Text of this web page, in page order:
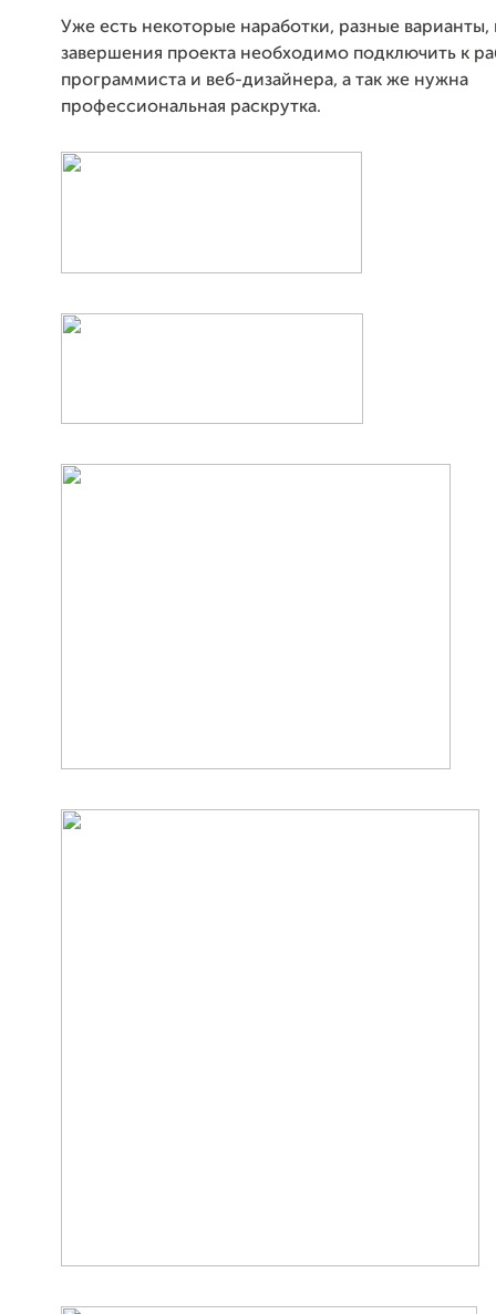
Уже есть некоторые наработки, разные варианты,
завершения проекта необходимо подключить к
программиста и веб-дизайнера, а так же нужна
профессиональная раскрутка.